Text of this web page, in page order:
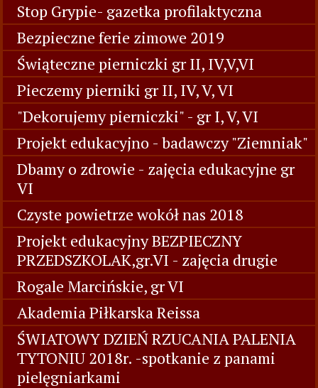
Stop Grypie- gazetka profilaktyczna
Bezpieczne ferie zimowe 2019
Świąteczne pierniczki gr II, IV,V,VI
Pieczemy pierniki gr II, IV, V, VI
"Dekorujemy pierniczki" - gr I, V, VI
Projekt edukacyjno - badawczy "Ziemniak"
Dbamy o zdrowie - zajęcia edukacyjne gr
VI
Czyste powietrze wokół nas 2018
Projekt edukacyjny BEZPIECZNY
PRZEDSZKOLAK,gr.VI - zajęcia drugie
Rogale Marcińskie, gr VI
Akademia Piłkarska Reissa
ŚWIATOWY DZIEŃ RZUCANIA PALENIA
TYTONIU 2018r. -spotkanie z panami
pielęgniarkami